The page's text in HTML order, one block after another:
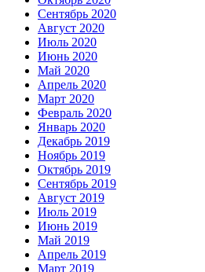
Сентябрь 2020
Август 2020
Июль 2020
Июнь 2020
Май 2020
Апрель 2020
Март 2020
Февраль 2020
Январь 2020
Декабрь 2019
Ноябрь 2019
Октябрь 2019
Сентябрь 2019
Август 2019
Июль 2019
Июнь 2019
Май 2019
Апрель 2019
Март 2019